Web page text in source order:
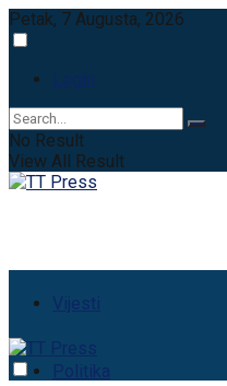
Petak, 7 Augusta, 2026
Login
No Result
View All Result
Vijesti
Politika